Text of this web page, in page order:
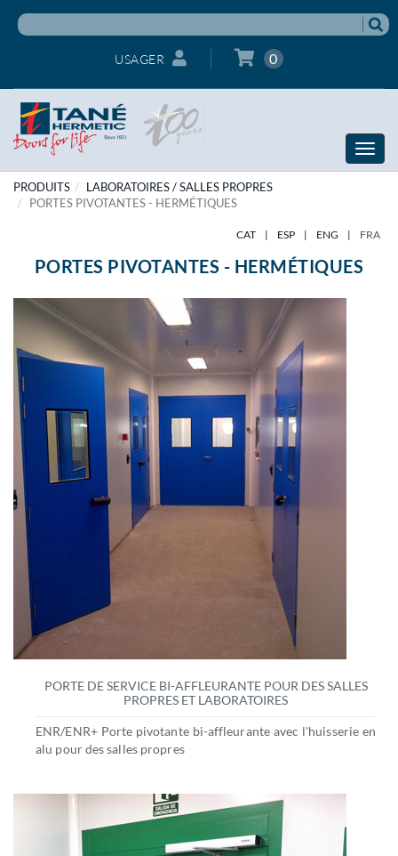
USAGER 0
Toggle
PRODUITS
LABORATOIRES / SALLES PROPRES
PORTES PIVOTANTES - HERMÉTIQUES
CAT | ESP | ENG | FRA
PORTES PIVOTANTES - HERMÉTIQUES
PORTE DE SERVICE BI-AFFLEURANTE POUR DES SALLES
PROPRES ET LABORATOIRES
ENR/ENR+ Porte pivotante bi-affleurante avec l'huisserie en
alu pour des salles propres